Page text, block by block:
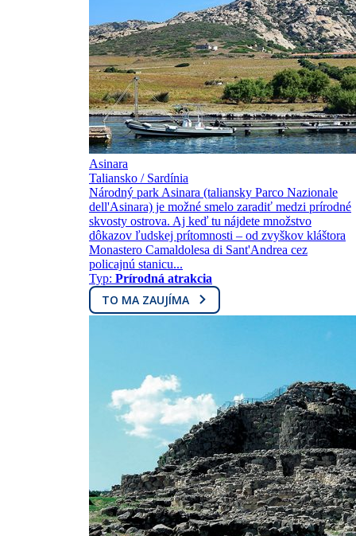
Asinara
Taliansko / Sardínia
Národný park Asinara (taliansky Parco Nazionale
dell'Asinara) je možné smelo zaradiť medzi prírodné
skvosty ostrova. Aj keď tu nájdete množstvo
dôkazov ľudskej prítomnosti – od zvyškov kláštora
Monastero Camaldolesa di Sant'Andrea cez
policajnú stanicu...
Typ: Prírodná atrakcia
TO MA ZAUJÍMA